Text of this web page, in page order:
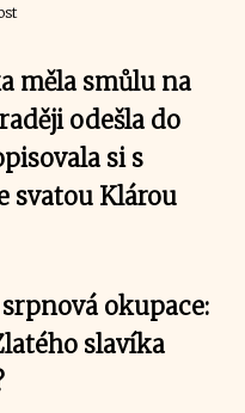
měla smůlu na
odešla do
si s
svatou Klárou
okupace:
slavíka